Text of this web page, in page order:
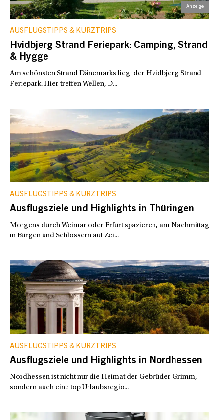
AUSFLUGSTIPPS & KURZTRIPS
Ausflugsziele und Highlights in Nordhessen
Nordhessen ist nicht nur die Heimat der Gebrüder Grimm,
sondern auch eine top Urlaubsregio...
AUSFLUGSTIPPS & KURZTRIPS
Ausflugsziele und Highlights in Thüringen
Morgens durch Weimar oder Erfurt spazieren, am Nachmittag
in Burgen und Schlössern auf Zei...
AUSFLUGSTIPPS & KURZTRIPS
Hvidbjerg Strand Feriepark: Camping, Strand
& Hygge
Am schönsten Strand Dänemarks liegt der Hvidbjerg Strand
Feriepark. Hier treffen Wellen, D...